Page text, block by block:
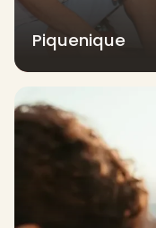
Piquenique